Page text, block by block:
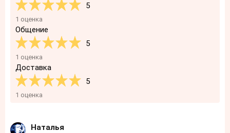
5
1 оценка
Общение
5
1 оценка
Доставка
5
1 оценка
Наталья